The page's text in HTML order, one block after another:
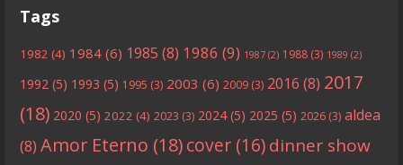
Tags
1982 (4) 1984 (6) 1985 (8) 1986 (9) 1987 (2) 1988 (3) 1989 (2)
1992 (5) 1993 (5) 1995 (3) 2003 (6) 2009 (3) 2016 (8) 2017
(18) 2020 (5) 2022 (4) 2023 (3) 2024(5) 2025 (5) 2026 (3) aldea
(8) Amor Eterno (18)cover (16)dinner show